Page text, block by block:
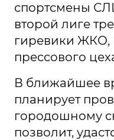
спортсмены
второй лиге
гиревики
прессового
В ближайшее
планирует
городошному
позволит,